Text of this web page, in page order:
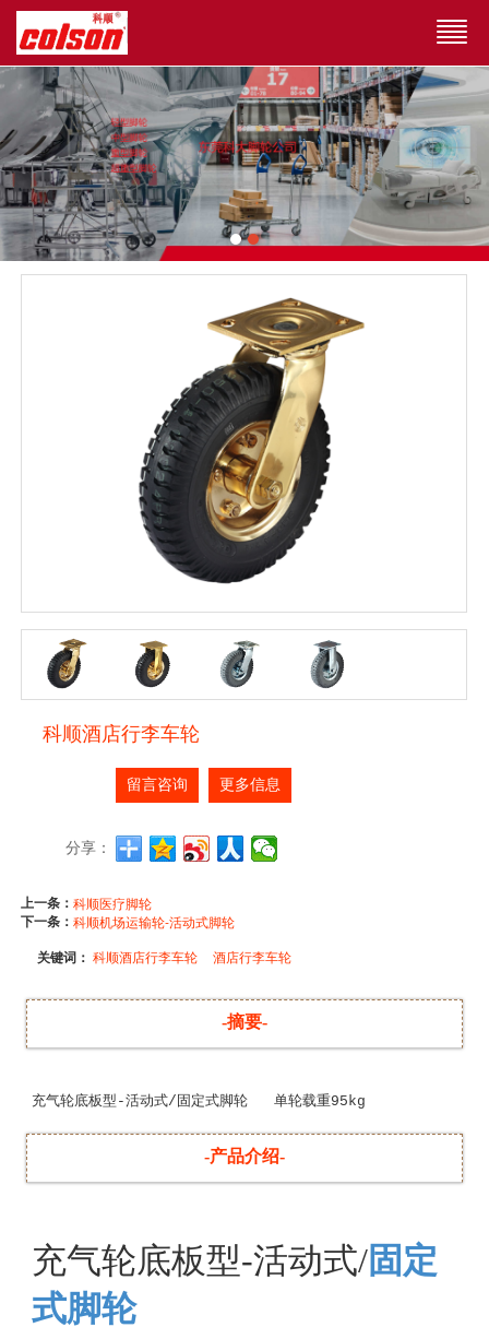
科顺酒店行李车轮
留言咨询 更多信息
分享：
上一条：科顺医疗脚轮
下一条：科顺机场运输轮-活动式脚轮
关键词：科顺酒店行李车轮 酒店行李车轮
-摘要-
充气轮底板型-活动式/固定式脚轮   单轮载重95kg
-产品介绍-
充气轮底板型-活动式/固定
式脚轮